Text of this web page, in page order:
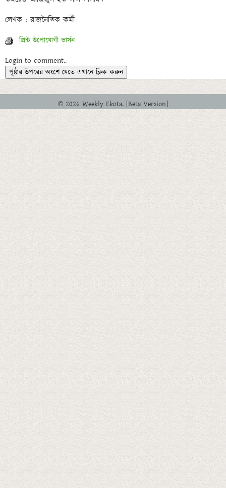
প্রিন্ট উপোযোগী ভার্সন
Login to comment..
পৃষ্ঠার উপরের অংশে যেতে এখানে ক্লিক করুন
© 2026 Weekly Ekota. [Beta Version]